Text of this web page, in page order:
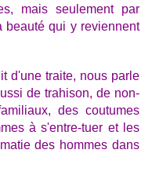
mais seulement par
beauté qui y reviennent
d'une traite, nous parle
de trahison, de non-
des coutumes
à s'entre-tuer et les
des hommes dans